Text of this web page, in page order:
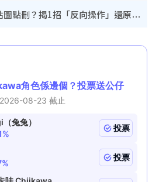
WhatsApp預設貼圖點刪？揭1招「反向操作」還原簡潔介面 附3步實測教學